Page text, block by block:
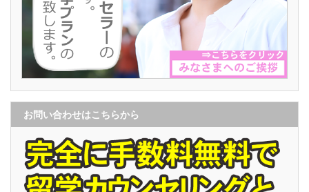
お問い合わせはこちらから